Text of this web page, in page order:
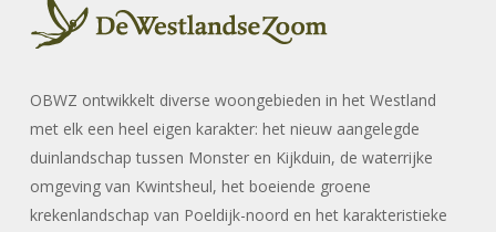
OBWZ ontwikkelt diverse woongebieden in het Westland
met elk een heel eigen karakter: het nieuw aangelegde
duinlandschap tussen Monster en Kijkduin, de waterrijke
omgeving van Kwintsheul, het boeiende groene
krekenlandschap van Poeldijk-noord en het karakteristieke